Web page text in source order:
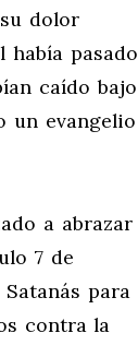
dolor
pasado
caído bajo
un evangelio
a abrazar
7 de
para
contra la